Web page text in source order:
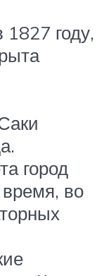
1827 году,
город
во